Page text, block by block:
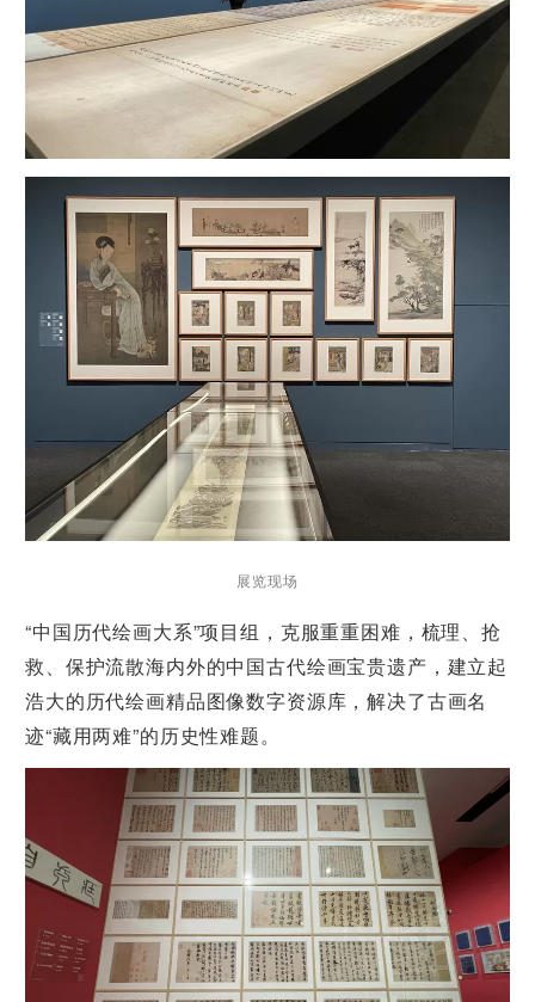
展览现场
“中国历代绘画大系”项目组，克服重重困难，梳理、抢
救、保护流散海内外的中国古代绘画宝贵遗产，建立起
浩大的历代绘画精品图像数字资源库，解决了古画名
迹“藏用两难”的历史性难题。